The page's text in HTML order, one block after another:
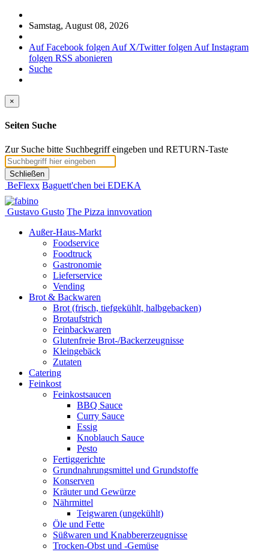
Samstag, August 08, 2026
Auf Facebook folgen Auf X/Twitter folgen Auf Instagram
folgen RSS abonieren
Suche
×
Seiten Suche
Zur Suche bitte Suchbegriff eingeben und RETURN-Taste
Schließen
BeFlexx Baguett'chen bei EDEKA
Gustavo Gusto The Pizza innvovation
Außer-Haus-Markt
Foodservice
Foodtruck
Gastronomie
Lieferservice
Vending
Brot & Backwaren
Brot (frisch, tiefgekühlt, halbgebacken)
Brotaufstrich
Feinbackwaren
Glutenfreie Brot-/Backerzeugnisse
Kleingebäck
Zutaten
Catering
Feinkost
Feinkostsaucen
BBQ Sauce
Curry Sauce
Essig
Knoblauch Sauce
Pesto
Fertiggerichte
Grundnahrungsmittel und Grundstoffe
Konserven
Kräuter und Gewürze
Nährmittel
Teigwaren (ungekühlt)
Öle und Fette
Süßwaren und Knabbererzeugnisse
Trocken-Obst und -Gemüse